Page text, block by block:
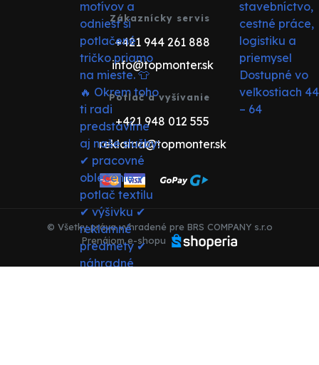
Zákaznícky servis
+421 944 261 888
info@topmonter.sk
Potlač a vyšívanie
+421 948 012 555
reklama@topmonter.sk
© Všetky práva vyhradené pre BRS COMPANY s.r.o
Prenájom e-shopu